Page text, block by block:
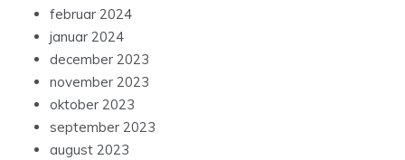
februar 2024
januar 2024
december 2023
november 2023
oktober 2023
september 2023
august 2023